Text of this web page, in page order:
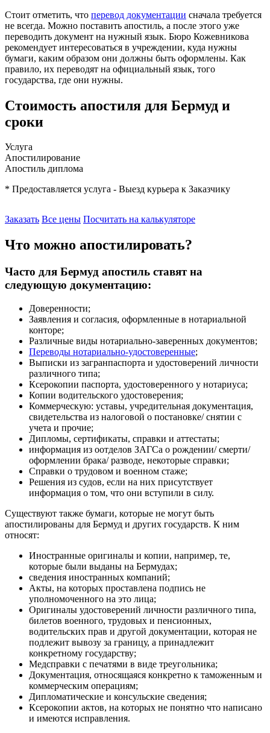
Стоит отметить, что перевод документации сначала требуется
не всегда. Можно поставить апостиль, а после этого уже
переводить документ на нужный язык. Бюро Кожевникова
рекомендует интересоваться в учреждении, куда нужны
бумаги, каким образом они должны быть оформлены. Как
правило, их переводят на официальный язык, того
государства, где они нужны.
Стоимость апостиля для Бермуд и
сроки
Услуга
Апостилирование
Апостиль диплома
* Предоставляется услуга - Выезд курьера к Заказчику
Заказать Все цены Посчитать на калькуляторе
Что можно апостилировать?
Часто для Бермуд апостиль ставят на
следующую документацию:
Доверенности;
Заявления и согласия, оформленные в нотариальной
конторе;
Различные виды нотариально-заверенных документов;
Переводы нотариально-удостоверенные;
Выписки из загранпаспорта и удостоверений личности
различного типа;
Ксерокопии паспорта, удостоверенного у нотариуса;
Копии водительского удостоверения;
Коммерческую: уставы, учредительная документация,
свидетельства из налоговой о постановке/ снятии с
учета и прочие;
Дипломы, сертификаты, справки и аттестаты;
информация из оотделов ЗАГСа о рождении/ смерти/
оформлении брака/ разводе, некоторые справки;
Справки о трудовом и военном стаже;
Решения из судов, если на них присутствует
информация о том, что они вступили в силу.
Существуют также бумаги, которые не могут быть
апостилированы для Бермуд и других государств. К ним
относят:
Иностранные оригиналы и копии, например, те,
которые были выданы на Бермудах;
сведения иностранных компаний;
Акты, на которых проставлена подпись не
уполномоченного на это лица;
Оригиналы удостоверений личности различного типа,
билетов военного, трудовых и пенсионных,
водительских прав и другой документации, которая не
подлежит вывозу за границу, а принадлежит
конкретному государству;
Медсправки с печатями в виде треугольника;
Документация, относящаяся конкретно к таможенным и
коммерческим операциям;
Дипломатические и консульские сведения;
Ксерокопии актов, на которых не понятно что написано
и имеются исправления.